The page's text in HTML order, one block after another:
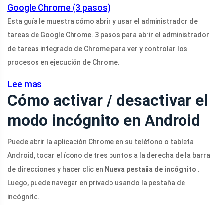
Google Chrome (3 pasos)
Esta guía le muestra cómo abrir y usar el administrador de
tareas de Google Chrome. 3 pasos para abrir el administrador
de tareas integrado de Chrome para ver y controlar los
procesos en ejecución de Chrome.
Lee mas
Cómo activar / desactivar el
modo incógnito en Android
Puede abrir la aplicación Chrome en su teléfono o tableta
Android, tocar el ícono de tres puntos a la derecha de la barra
de direcciones y hacer clic en Nueva pestaña de incógnito .
Luego, puede navegar en privado usando la pestaña de
incógnito.